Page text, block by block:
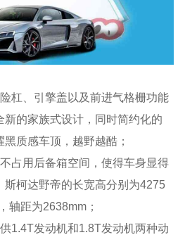
杠、引擎盖以及前进气格栅功能
新的家族式设计，同时简约化的
质感车顶，越野越酷；
占用后备箱空间，使得车身显得
斯柯达野帝的长宽高分别为4275
轴距为2638mm；
1.4T发动机和1.8T发动机两种动